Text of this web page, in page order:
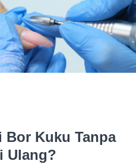
Bor Kuku Tanpa
Ulang?